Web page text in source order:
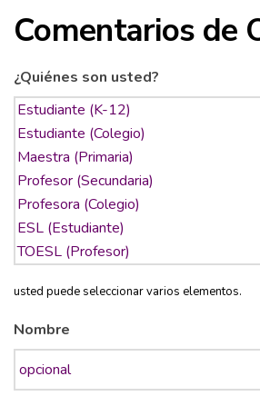
Comentarios de
¿Quiénes son usted?
usted puede seleccionar varios elementos.
Nombre